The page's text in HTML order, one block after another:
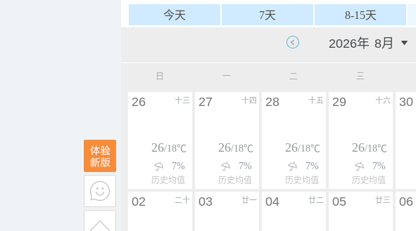
今天 7天 8-15天
日 一 二 三
十三
26
26/18℃
7%
历史均值
十四
27
26/18℃
7%
历史均值
十五
28
26/18℃
7%
历史均值
十六
29
26/18℃
7%
历史均值
30
二十
02 廿一
03 廿二
04 廿三
05 06